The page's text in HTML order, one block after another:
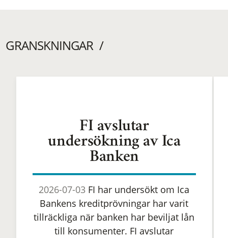
GRANSKNINGAR
FI avslutar
undersökning av Ica
Banken
2026-07-03 FI har undersökt om Ica
Bankens kreditprövningar har varit
tillräckliga när banken har beviljat lån
till konsumenter. FI avslutar